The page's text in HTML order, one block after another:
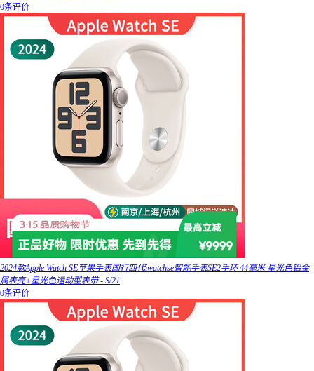
0条评价
2024款Apple Watch SE苹果手表国行四代iwatchse智能手表SE2手环 44毫米 星光色铝金
属表壳+星光色运动型表带 - S/21
0条评价